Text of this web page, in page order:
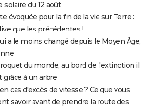
solaire du 12 août
évoquée pour la fin de la vie sur Terre :
que les précédentes !
a le moins changé depuis le Moyen Âge,
du monde, au bord de l'extinction il
grâce à un arbre
cas d'excès de vitesse ? Ce que vous
savoir avant de prendre la route des